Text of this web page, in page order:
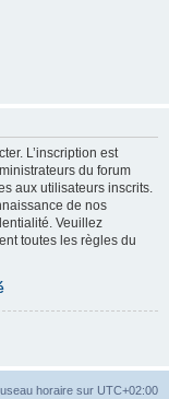
L’inscription est
du forum
aux utilisateurs inscrits.
de nos
Veuillez
toutes les règles du
horaire sur UTC+02:00